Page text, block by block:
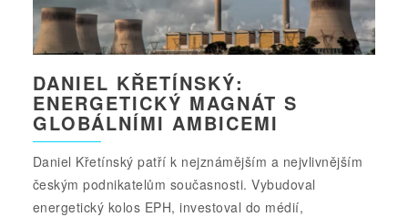
DANIEL KŘETÍNSKÝ:
ENERGETICKÝ MAGNÁT S
GLOBÁLNÍMI AMBICEMI
Daniel Křetínský patří k nejznámějším a nejvlivnějším
českým podnikatelům současnosti. Vybudoval
energetický kolos EPH, investoval do médií,